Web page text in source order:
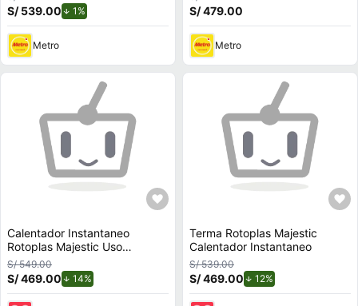
S/ 539.00 1%
Metro
S/ 479.00
Metro
Calentador Instantaneo
Rotoplas Majestic Uso
Domestico
S/ 549.00
S/ 469.00 14%
Terma Rotoplas Majestic
Calentador Instantaneo
S/ 539.00
S/ 469.00 12%